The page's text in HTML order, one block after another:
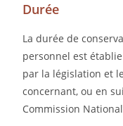
Durée
La durée de
personnel est
par la législation et
concernant, ou en
Commission